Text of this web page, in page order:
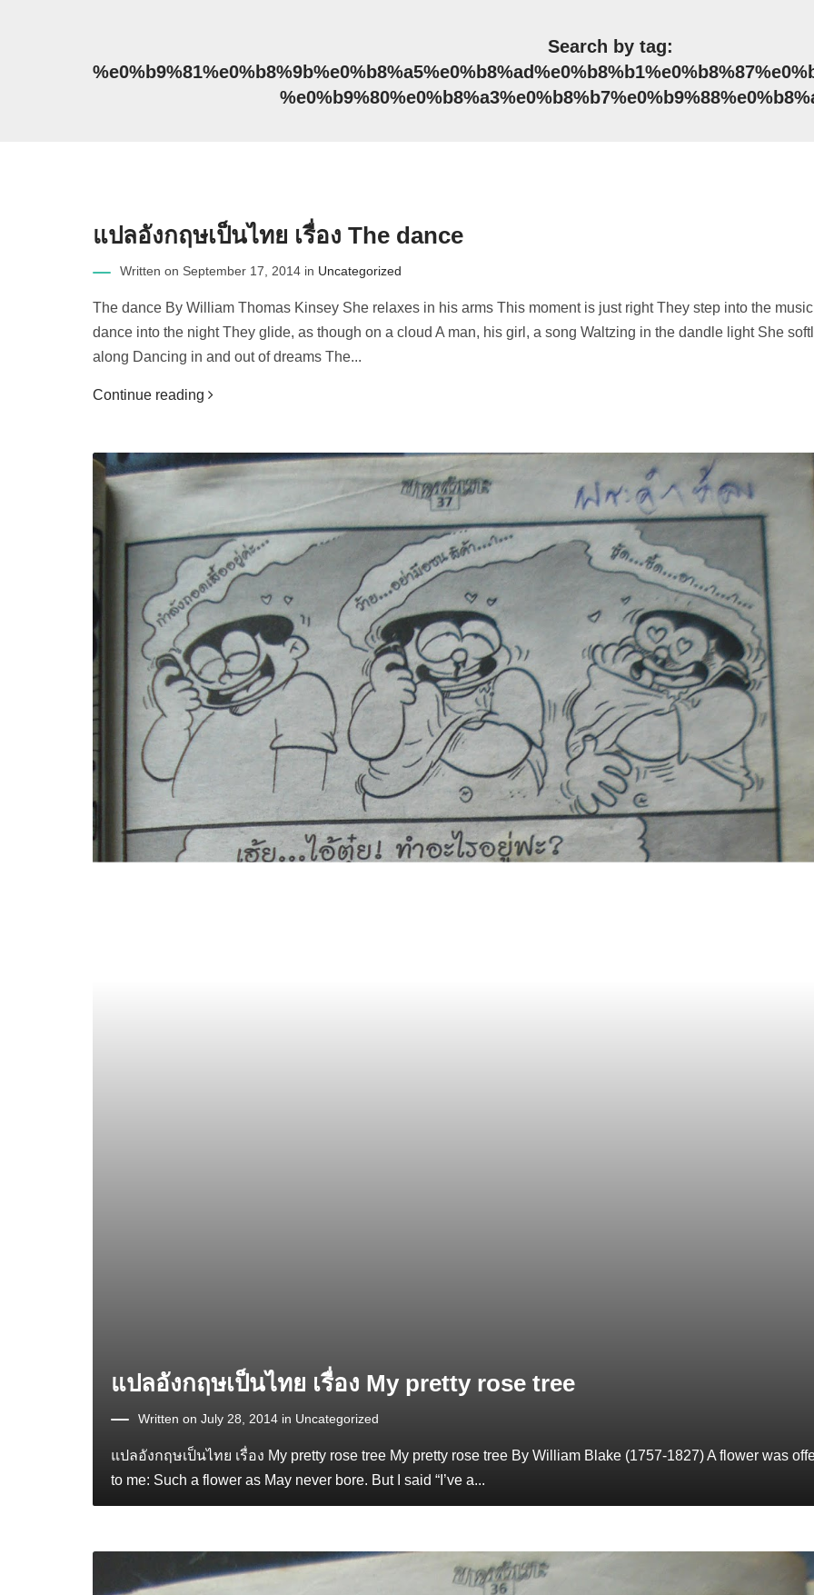
Search by tag:
แปลอังกฤษเป็นไทย เรื่อง The dance
Written on September 17, 2014 in Uncategorized
The dance By William Thomas Kinsey She relaxes in his arms This moment is just right They step into the
dance into the night They glide, as though on a cloud A man, his girl, a song Waltzing in the dandle light She
along Dancing in and out of dreams The...
Continue reading
แปลอังกฤษเป็นไทย เรื่อง My pretty rose tree
Written on July 28, 2014 in Uncategorized
แปลอังกฤษเป็นไทย เรื่อง My pretty rose tree My pretty rose tree By William Blake (1757-1827) A flower was
to me: Such a flower as May never bore. But I said “I’ve a...